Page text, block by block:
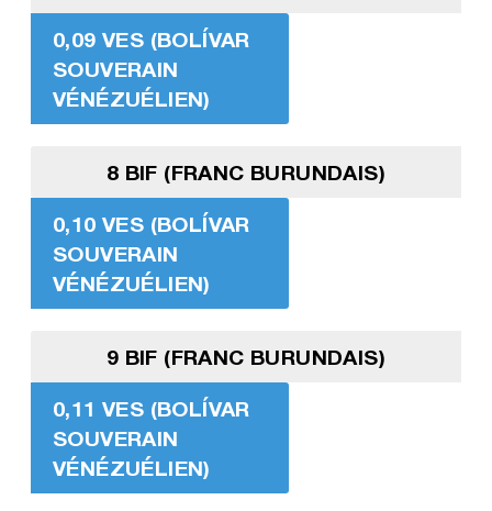
0,09 VES (BOLÍVAR
SOUVERAIN
VÉNÉZUÉLIEN)
8 BIF (FRANC BURUNDAIS)
0,10 VES (BOLÍVAR
SOUVERAIN
VÉNÉZUÉLIEN)
9 BIF (FRANC BURUNDAIS)
0,11 VES (BOLÍVAR
SOUVERAIN
VÉNÉZUÉLIEN)